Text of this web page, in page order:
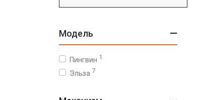
Модель
Пингвин 1
Эльза 7